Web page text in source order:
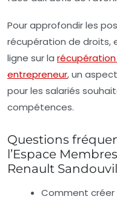
Pour approfondir les
récupération de droits,
ligne sur la
entrepreneur, un
pour les salariés
compétences.
Questions
l’Espace
Renault
Comment